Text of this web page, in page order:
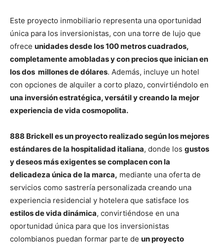
Este proyecto inmobiliario representa una oportunidad
única para los inversionistas, con una torre de lujo que
ofrece unidades desde los 100 metros cuadrados,
completamente amobladas y con precios que inician en
los dos millones de dólares. Además, incluye un hotel
con opciones de alquiler a corto plazo, convirtiéndolo en
una inversión estratégica, versátil y creando la mejor
experiencia de vida cosmopolita.
888 Brickell es un proyecto realizado según los mejores
estándares de la hospitalidad italiana, donde los gustos
y deseos más exigentes se complacen con la
delicadeza única de la marca, mediante una oferta de
servicios como sastrería personalizada creando una
experiencia residencial y hotelera que satisface los
estilos de vida dinámica, convirtiéndose en una
oportunidad única para que los inversionistas
colombianos puedan formar parte de un proyecto